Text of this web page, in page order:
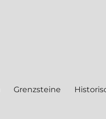
Grenzsteine